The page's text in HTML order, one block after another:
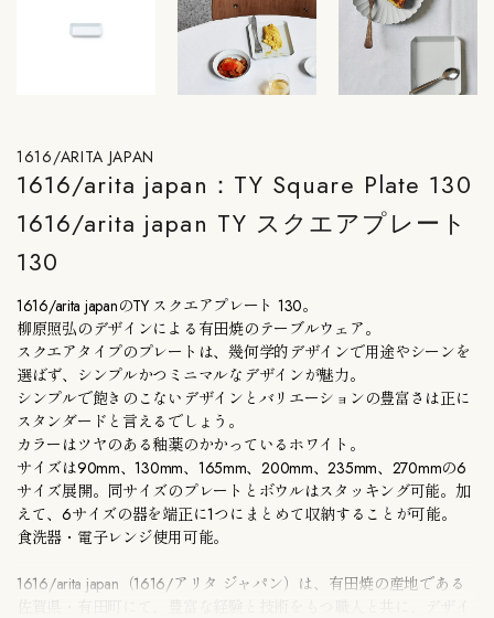
1616/ARITA JAPAN
1616/arita japan：TY Square Plate 130
1616/arita japan TY スクエアプレート
130
1616/arita japanのTY スクエアプレート 130。
柳原照弘のデザインによる有田焼のテーブルウェア。
スクエアタイプのプレートは、幾何学的デザインで用途やシーンを
選ばず、シンプルかつミニマルなデザインが魅力。
シンプルで飽きのこないデザインとバリエーションの豊富さは正に
スタンダードと言えるでしょう。
カラーはツヤのある釉薬のかかっているホワイト。
サイズは90mm、130mm、165mm、200mm、235mm、270mmの6
サイズ展開。同サイズのプレートとボウルはスタッキング可能。加
えて、6サイズの器を端正に1つにまとめて収納することが可能。
食洗器・電子レンジ使用可能。
1616/arita japan（1616/アリタ ジャパン）は、 有田焼の産地である